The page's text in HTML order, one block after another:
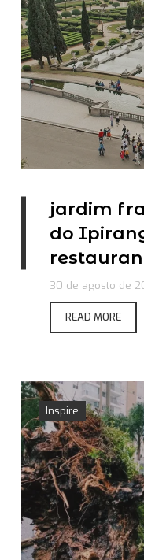
jardim
do
30 de agosto de
READ MORE
Inspire